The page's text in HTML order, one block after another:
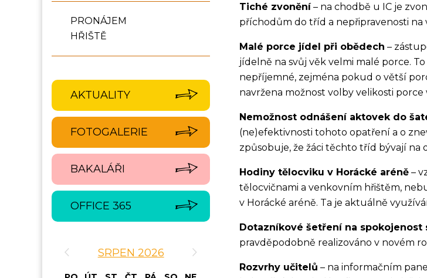
Tiché zvonění– na chodbě u IC je
příchodům do tříd a nepřipravenosti na
Malé porce jídel při obědech –
jídelně na svůj věk velmi malé porce.
nepříjemné, zejména pokud o větší
navržena možnost volby velikosti porce
Nemožnost odnášení aktovek do
(ne)efektivnosti tohoto opatření a o
způsobuje, že žáci těchto tříd bývají na
Hodiny tělocviku v Horácké aréně –
tělocvičnami a venkovním hřištěm,
v Horácké aréně. Ta je aktuálně
Dotazníkové šetření na
pravděpodobně realizováno v novém
Rozvrhy učitelů – na informačním
PRONÁJEM
HŘIŠTĚ
AKTUALITY
FOTOGALERIE
BAKALÁŘI
OFFICE 365
SRPEN 2026